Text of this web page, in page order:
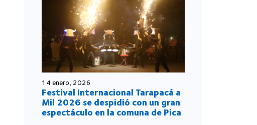
14 enero, 2026
Festival Internacional Tarapacá a
Mil 2026 se despidió con un gran
espectáculo en la comuna de Pica